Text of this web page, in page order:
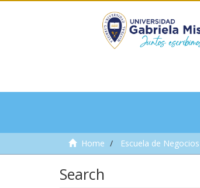
Home Escuela de Negocios
Search